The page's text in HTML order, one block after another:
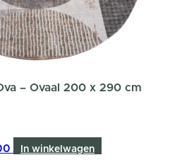
– Ovaal 200 x 290 cm
In winkelwagen